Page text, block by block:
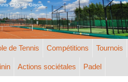
Club de Gisors
de Tennis Compétitions Tournois
Actions sociétales Padel